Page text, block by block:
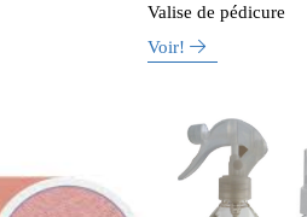
Valise de pédicure
Voir!